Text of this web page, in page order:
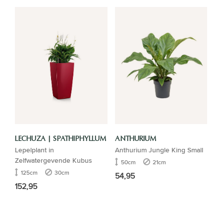
LECHUZA | SPATHIPHYLLUM
Lepelplant in
Zelfwatergevende Kubus
125cm 30cm
152,95
ANTHURIUM
Anthurium Jungle King Small
50cm 21cm
54,95